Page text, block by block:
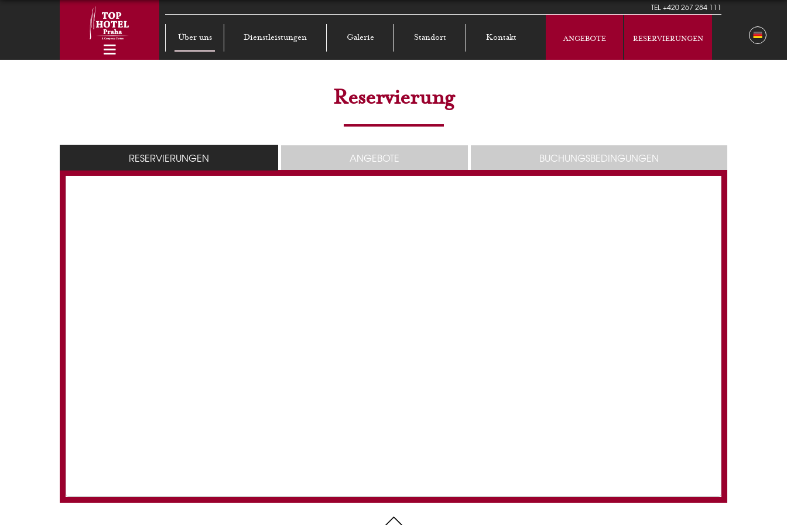
TEL+420 267 284 111
Über uns Dienstleistungen Galerie Standort Kontakt ANGEBOTE RESERVIERUNGEN
Reservierung
RESERVIERUNGEN ANGEBOTE BUCHUNGSBEDINGUNGEN